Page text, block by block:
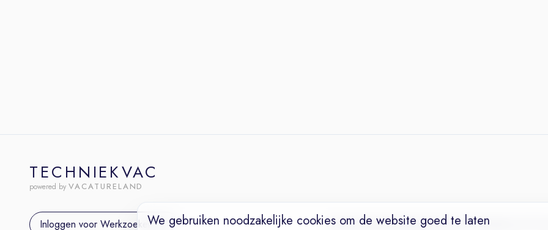
TECHNIEKVAC
powered by VACATURELAND
Inloggen voor Werkzoekenden VacaturesNichesWerkgeversOver OnsMaak een
We gebruiken noodzakelijke cookies om de website goed te laten